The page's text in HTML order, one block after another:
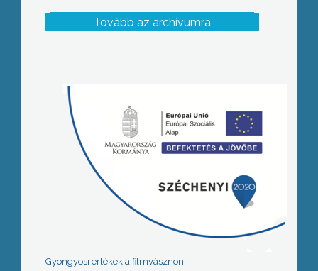
Tovább az archívumra
Gyöngyösi értékek a filmvásznon